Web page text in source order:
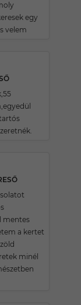
egy
velem
mentes
a kertet
minél